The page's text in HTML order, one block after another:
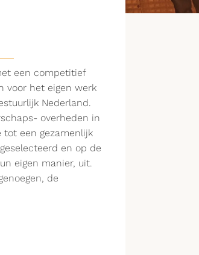
een competitief
voor het eigen werk
Nederland.
overheden in
tot een gezamenlijk
en op de
eigen manier, uit.
de